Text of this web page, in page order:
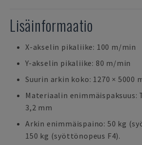
Lisäinformaatio
X-akselin pikaliike: 100 m/min
Y-akselin pikaliike: 80 m/min
Suurin arkin koko: 1270 × 5000
Materiaalin enimmäispaksuus:
3,2 mm
Arkin enimmäispaino: 50 kg
150 kg (syöttönopeus F4).